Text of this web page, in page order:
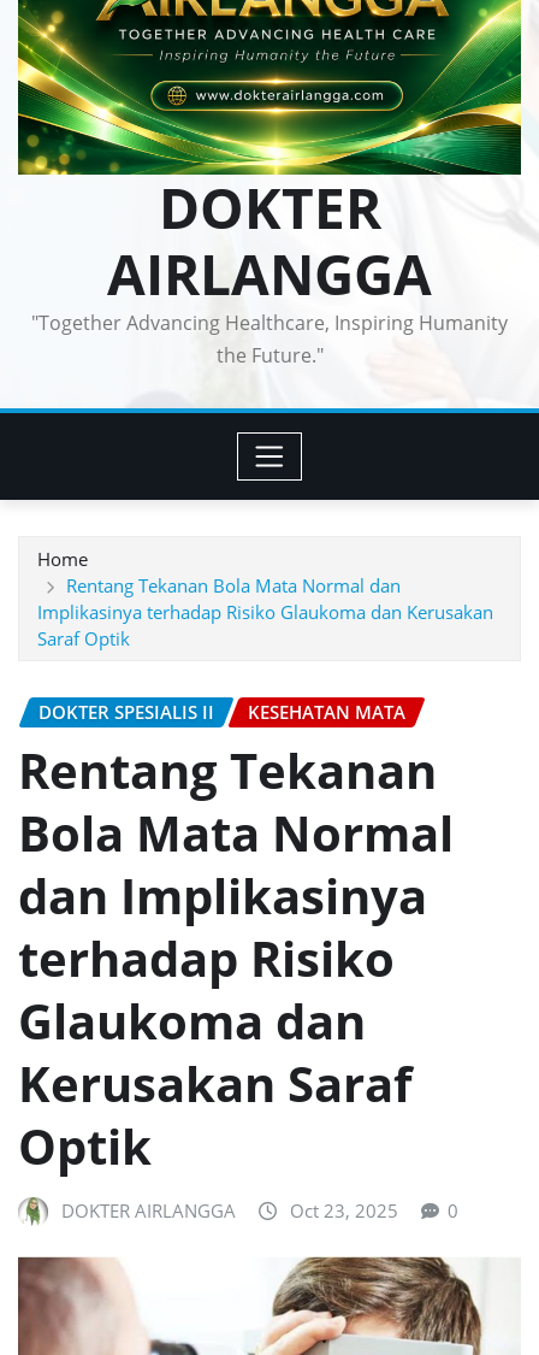
DOKTER
AIRLANGGA
"Together Advancing Healthcare, Inspiring Humanity
the Future."
Home
Rentang Tekanan Bola Mata Normal dan
Implikasinya terhadap Risiko Glaukoma dan Kerusakan
Saraf Optik
DOKTER SPESIALIS II KESEHATAN MATA
Rentang Tekanan
Bola Mata Normal
dan Implikasinya
terhadap Risiko
Glaukoma dan
Kerusakan Saraf
Optik
DOKTER AIRLANGGA Oct 23, 2025 0